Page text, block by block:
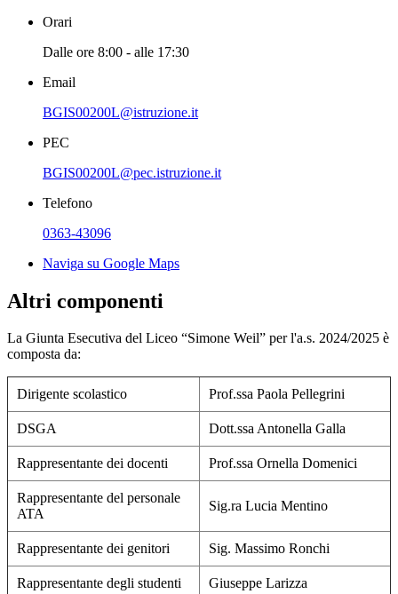
Orari
Dalle ore 8:00 - alle 17:30
Email
BGIS00200L@istruzione.it
PEC
BGIS00200L@pec.istruzione.it
Telefono
0363-43096
Naviga su Google Maps
Altri componenti
La Giunta Esecutiva del Liceo “Simone Weil” per l'a.s. 2024/2025 è
composta da:
Dirigente scolastico Prof.ssa Paola Pellegrini
DSGA Dott.ssa Antonella Galla
Rappresentante dei docenti Prof.ssa Ornella Domenici
Rappresentante del personale
ATA
Sig.ra Lucia Mentino
Rappresentante dei genitori Sig. Massimo Ronchi
Rappresentante degli studenti Giuseppe Larizza